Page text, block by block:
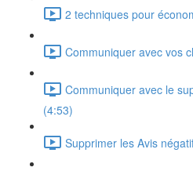
2 techniques pour
Communiquer avec vos
Communiquer avec le
(4:53)
Supprimer les Avis